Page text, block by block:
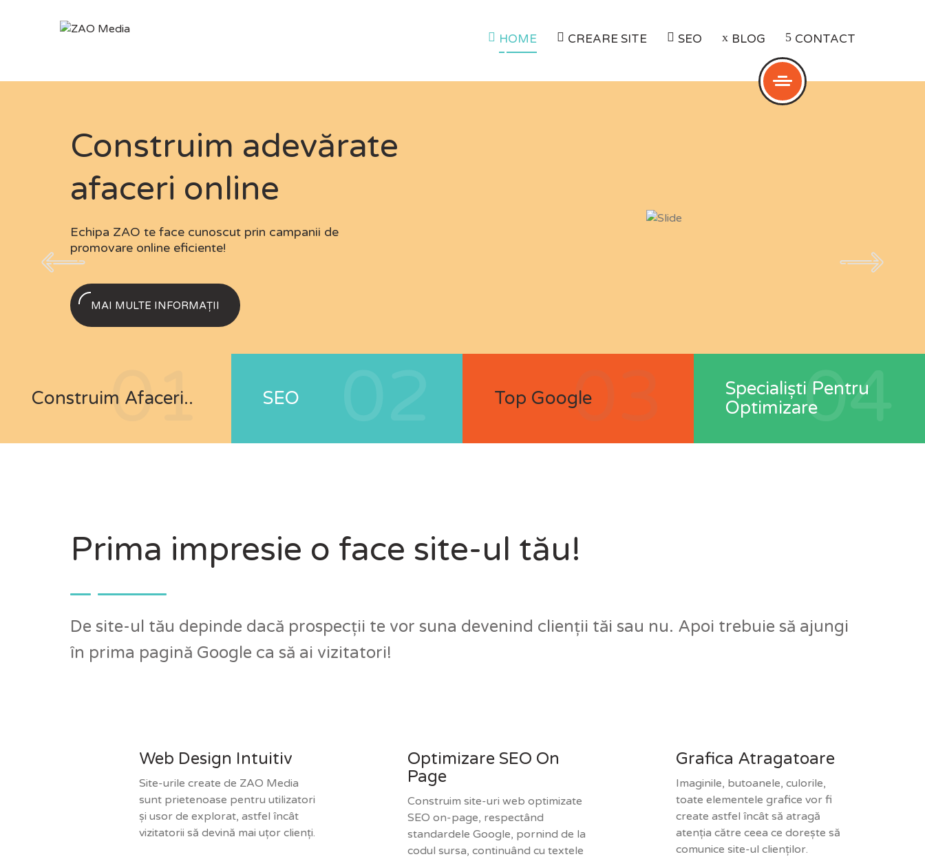
HOME CREARE SITE SEO BLOG CONTACT
Construim adevărate
afaceri online
Echipa ZAO te face cunoscut prin campanii de
promovare online eficiente!
MAI MULTE INFORMAȚII
Construim Afaceri..
01 SEO Top Google03
Specialiști Pentru
Optimizare04
Prima impresie o face site-ul tău!
De site-ul tău depinde dacă prospecții te vor suna devenind clienții tăi sau nu. Apoi trebuie să ajungi
în prima pagină Google ca să ai vizitatori!
Web Design Intuitiv
Site-urile create de ZAO Media
sunt prietenoase pentru utilizatori
și usor de explorat, astfel încât
vizitatorii să devină mai uțor clienți.
Optimizare SEO On
Page
Construim site-uri web optimizate
SEO on-page, respectând
standardele Google, pornind de la
codul sursa, continuând cu textele
Grafica Atragatoare
Imaginile, butoanele, culorile,
toate elementele grafice vor fi
create astfel încât să atragă
atenția către ceea ce dorește să
comunice site-ul clienților.